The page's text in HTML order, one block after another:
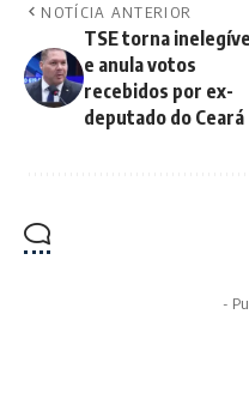
NOTÍCIA ANTERIOR
TSE torna
e anula votos
recebidos por ex-
deputado do Ceará
-